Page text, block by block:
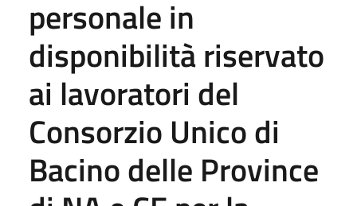
personale in
disponibilità riservato
ai lavoratori del
Consorzio Unico di
Bacino delle Province